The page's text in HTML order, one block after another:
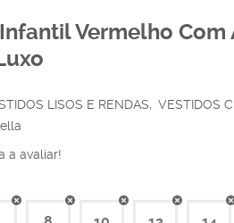
Vermelho
LISOS E RENDAS
VESTIDOS
a avaliar!